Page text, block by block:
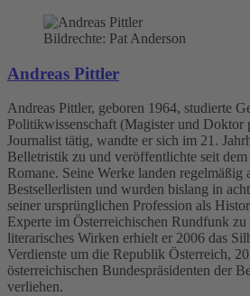
Bildrechte: Pat Anderson
Andreas Pittler
Andreas Pittler, geboren 1964, studierte
Politikwissenschaft (Magister und
Journalist tätig, wandte er sich im 21.
Belletristik zu und veröffentlichte seit dem
Romane. Seine Werke landen regelmäßig
Bestsellerlisten und wurden bislang in
seiner ursprünglichen Profession als
Experte im Österreichischen Rundfunk zu
literarisches Wirken erhielt er 2006 das
Verdienste um die Republik Österreich,
österreichischen Bundespräsidenten der
verliehen.